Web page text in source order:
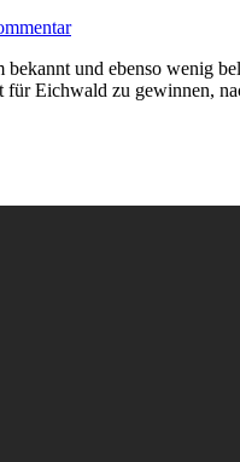
und ebenso wenig
Eichwald zu gewinnen,